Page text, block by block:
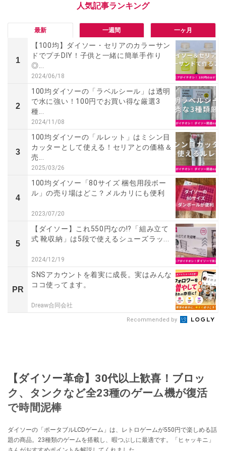
最新 一週間 一ヶ月
1
【100均】ダイソー・セリアのカラーサン
ドでプチDIY！子供と一緒に簡単手作り
◎...
2024/06/18
2
100均ダイソーの「ラベルシール」は透明
で水に強い！100円でお買い得な厳選3
種...
2024/11/08
3
100均ダイソーの「ルレット」はミシン目
カッターとして使える！セリアとの価格＆
売...
2025/03/26
4
100均ダイソー「80サイズ 梱包用段ボー
ル」の売り場はどこ？メルカリにも便利
2023/07/20
5
【ダイソー】これ550円なの!?「組み立て
式 靴収納」は5段で使えるシューズラッ...
2024/12/19
PR
SNSアカウントを着実に成長。実はみんな
ココ使ってます。
Dreaw合同会社
Recommended by
【ダイソー革命】30代以上歓喜！ブロッ
ク、タンクなど全23種のゲーム機が復活
で時間泥棒
ダイソーの「ポータブルLCDゲーム」は、レトロゲームが550円で楽しめる話
題の商品。23種類のゲームを搭載し、暇つぶしに最適です。「ヒャッキニ」